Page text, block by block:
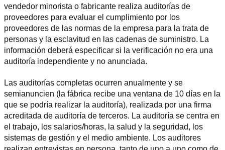
vendedor minorista o fabricante realiza auditorías de
proveedores para evaluar el cumplimiento por los
proveedores de las normas de la empresa para la trata de
personas y la esclavitud en las cadenas de suministro. La
información deberá especificar si la verificación no era una
auditoría independiente y no anunciada.
Las auditorías completas ocurren anualmente y se
semianuncien (la fábrica recibe una ventana de 10 días en la
que se podría realizar la auditoría), realizada por una firma
acreditada de auditoría de terceros. La auditoría se centra en
el trabajo, los salarios/horas, la salud y la seguridad, los
sistemas de gestión y el medio ambiente. Los auditores